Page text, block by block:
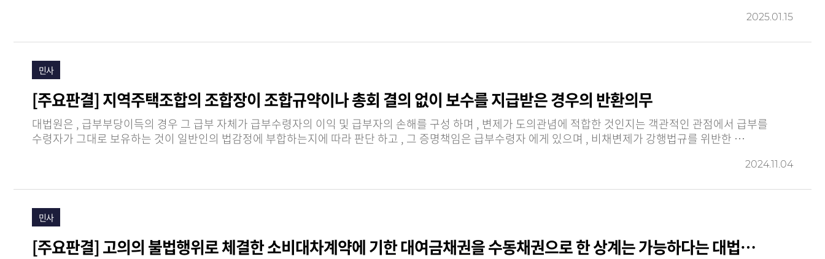
2025.01.15
민사
[주요판결] 지역주택조합의 조합장이 조합규약이나 총회 결의 없이 보수를 지급받은 경우의 반환의무
대법원은 , 급부부당이득의 경우 그 급부 자체가 급부수령자의 이익 및 급부자의 손해를 구성 하며 , 변제가 도의관념에 적합한 것인지는 객관적인 관점에서 급부를
수령자가 그대로 보유하는 것이 일반인의 법감정에 부합하는지에 따라 판단 하고 , 그 증명책임은 급부수령자 에게 있으며 , 비채변제가 강행법규를 위반한 …
2024.11.04
민사
[주요판결] 고의의 불법행위로 체결한 소비대차계약에 기한 대여금채권을 수동채권으로 한 상계는 가능하다는 대법…